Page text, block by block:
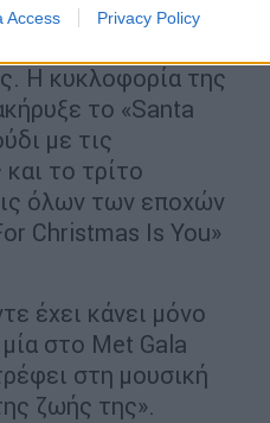
Access Privacy Policy
από το YouTube.
της
Η κυκλοφορία της
το «Santa
με τις
το τρίτο
όλων των εποχών
Christmas Is You»
έχει κάνει μόνο
στο Met Gala
στη μουσική
ζωής της».